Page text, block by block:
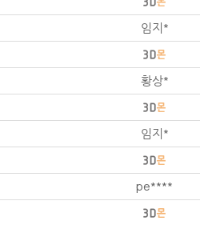
임지*
황상*
임지*
pe****